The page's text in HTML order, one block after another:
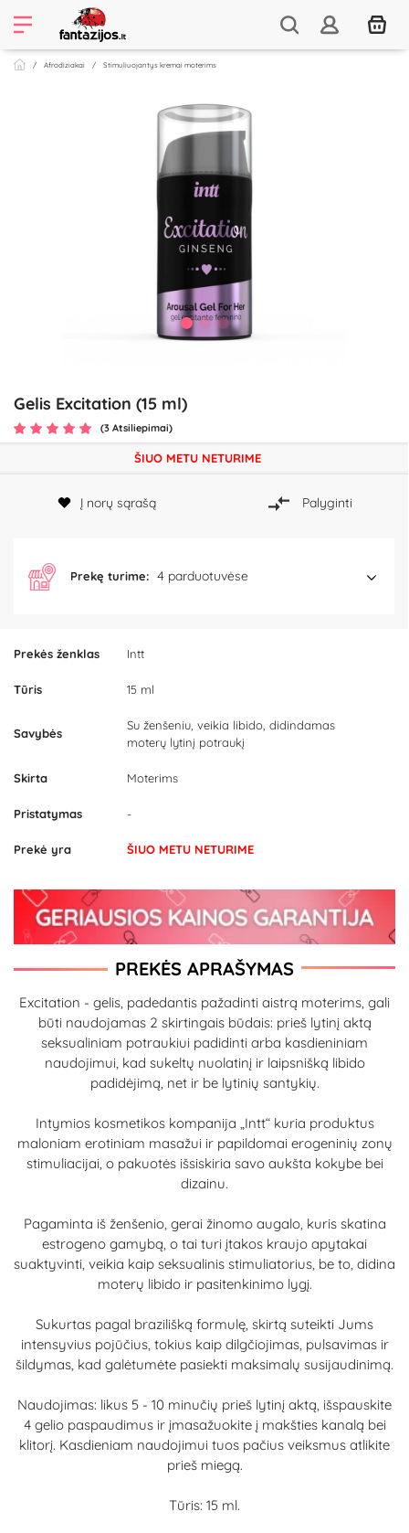
Afrodiziakai Stimuliuojantys kremai moterims
Gelis Excitation (15 ml)
(3 Atsiliepimai)
Prekės ženklas Intt
Tūris 15 ml
Savybės
Su ženšeniu, veikia libido, didindamas
moterų lytinį potraukį
Skirta Moterims
Pristatymas -
Prekė yra ŠIUO METU NETURIME
ŠIUO METU NETURIME
Į norų sąrašą Palyginti
Prekę turime: 4 parduotuvėse
PREKĖS APRAŠYMAS
Excitation - gelis, padedantis pažadinti aistrą moterims, gali
būti naudojamas 2 skirtingais būdais: prieš lytinį aktą
seksualiniam potraukiui padidinti arba kasdieniniam
naudojimui, kad sukeltų nuolatinį ir laipsnišką libido
padidėjimą, net ir be lytinių santykių.
Intymios kosmetikos kompanija „Intt“ kuria produktus
maloniam erotiniam masažui ir papildomai erogeninių zonų
stimuliacijai, o pakuotės išsiskiria savo aukšta kokybe bei
dizainu.
Pagaminta iš ženšenio, gerai žinomo augalo, kuris skatina
estrogeno gamybą, o tai turi įtakos kraujo apytakai
suaktyvinti, veikia kaip seksualinis stimuliatorius, be to, didina
moterų libido ir pasitenkinimo lygį.
Sukurtas pagal brazilišką formulę, skirtą suteikti Jums
intensyvius pojūčius, tokius kaip dilgčiojimas, pulsavimas ir
šildymas, kad galėtumėte pasiekti maksimalų susijaudinimą.
Naudojimas: likus 5 - 10 minučių prieš lytinį aktą, išspauskite
4 gelio paspaudimus ir įmasažuokite į makšties kanalą bei
klitorį. Kasdieniam naudojimui tuos pačius veiksmus atlikite
prieš miegą.
Tūris: 15 ml.